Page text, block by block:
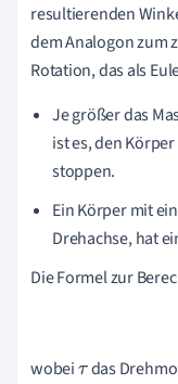
resultierenden
dem Analogon zum
Rotation, das als
Je größer das
ist es, den
stoppen.
Ein Körper mit
Drehachse, hat
Die Formel zur
wobeiτdas